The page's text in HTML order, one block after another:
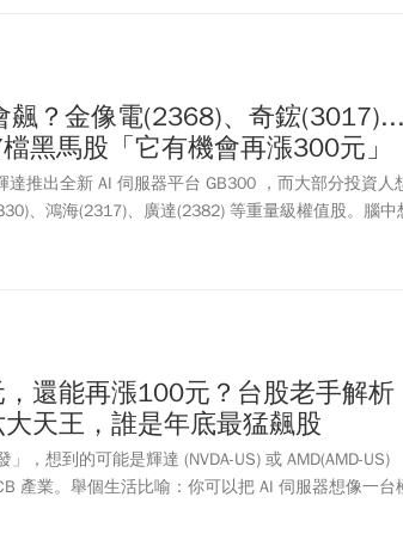
飆？金像電(2368)、奇鋐
黑馬股「它有機會再漲300元」
推出全新 AI 伺服器平台 GB300 ，而大部分投資人
、鴻海(2317)、廣達(2382) 等重量級權值股。腦中
GB300 的「引擎」。但今天江江要告訴大家，除了
還能再漲100元？台股老手解析
天王，誰是年底最猛飆股
，想到的可能是輝達 (NVDA-US) 或 AMD(AMD-US)
產業。舉個生活比喻：你可以把 AI 伺服器想像一台
輝達；底下的鐵軌，就是 PCB。列車跑得越快、需求